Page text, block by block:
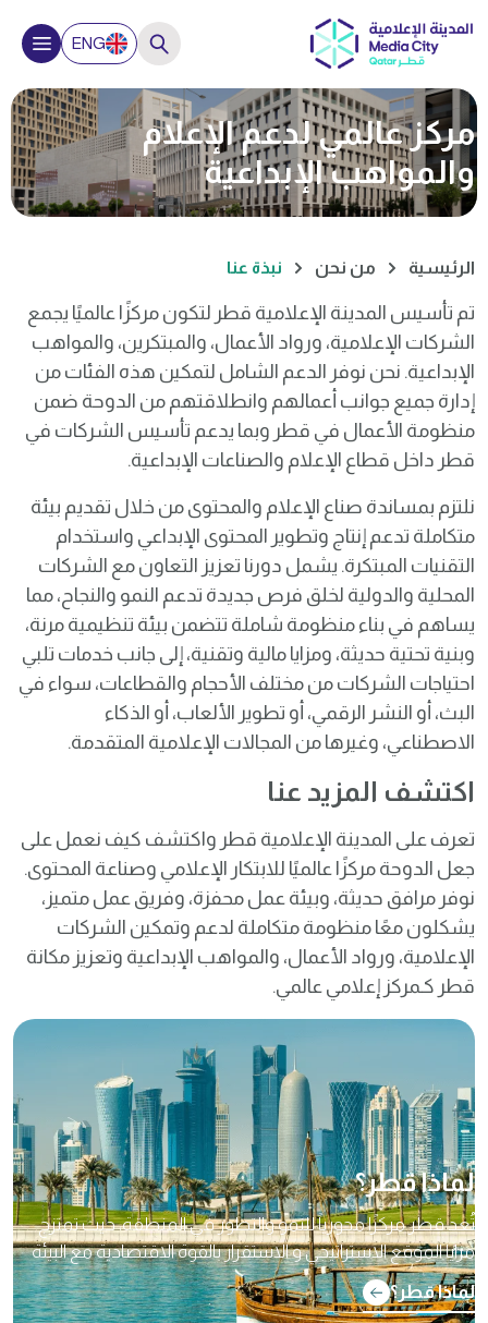
ENG إغلاق
Hello, How can we help you?
كيف تبدأ مشروعاً تجارياً؟
لماذا يجب أن أستثمر في قطر؟
مركز عالمي لدعم الإعلام
والمواهب الإبداعية
الرئيسية من نحن نبذة عنا
تمتأسيس المدينةالإعلاميةقطرلتكونمركزًا عالميًايجمع
الشركات الإعلامية،وروادالأعمال والمبتكرين،والمواهب
الإبداعية.نحننوفرالدعمالشامل لتمكينهذهالفئاتمن
إدارة جميعجوانبأعمالهموانطلاقتهممنالدوحةضمن
منظومة الأعمال في قطروبمايدعمتأسيس الشركات في
قطرداخل قطاعالإعلاموالصناعاتالإبداعية.
نلتزم بمساندةصناعالإعلاموالمحتوىمنخلال تقديمبيئة
متكاملةتدعمإنتاج وتطوير المحتوىالإبداعي واستخدام
التقنياتالمبتكرة .يشمل دورنا تعزيز التعاونمعالشركات
المحليةوالدوليةلخلقفرص جديدةتدعمالنمووالنجاح،مما
يساهمفي بناءمنظومةشاملةتتضمنبيئة تنظيمية مرنة،
وبنيةتحتيةحديثة،ومزاياماليةوتقنية،إلى جانبخدماتتلبي
احتياجاتالشركاتمنمختلفالأحجام والقطاعات،سواءفي
البث،أوالنشر الرقمي، أو تطوير الألعاب،أوالذكاء
الاصطناعي، وغيرهامنالمجالاتالإعلاميةالمتقدمة.
اكتشف المزيد عنا
تعرف على المدينة الإعلامية قطر واكتشف كيف نعمل على
جعل الدوحة مركزًا عالميًا للابتكار الإعلامي وصناعة المحتوى.
نوفر مرافق حديثة، وبيئة عمل محفزة، وفريق عمل متميز،
يشكلون معًا منظومة متكاملة لدعم وتمكين الشركات
الإعلامية، ورواد الأعمال، والمواهب الإبداعية وتعزيز مكانة
قطر كـمركز إعلامي عالمي.
لماذا قطر؟
تُعد قطر مركزًا محورياً للنمو والتطور في المنطقة، حيث تمتزج
مزايا الموقع الاستراتيجي و الاستقرار بالقوة الاقتصادية مع البيئة
الداعمة للابتكار ، مما يجعلها وجهة عالمية بارزة لجذب الكفاءات
والشركات من مختلف القطاعات ومجالات الأعمال.
لماذا قطر؟